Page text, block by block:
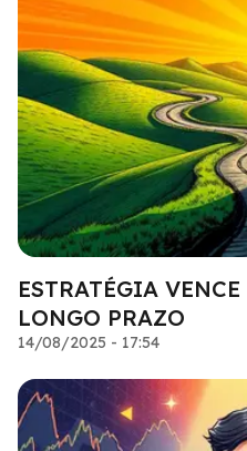
ESTRATÉGIA
LONGO PRAZO
14/08/2025 - 17:54